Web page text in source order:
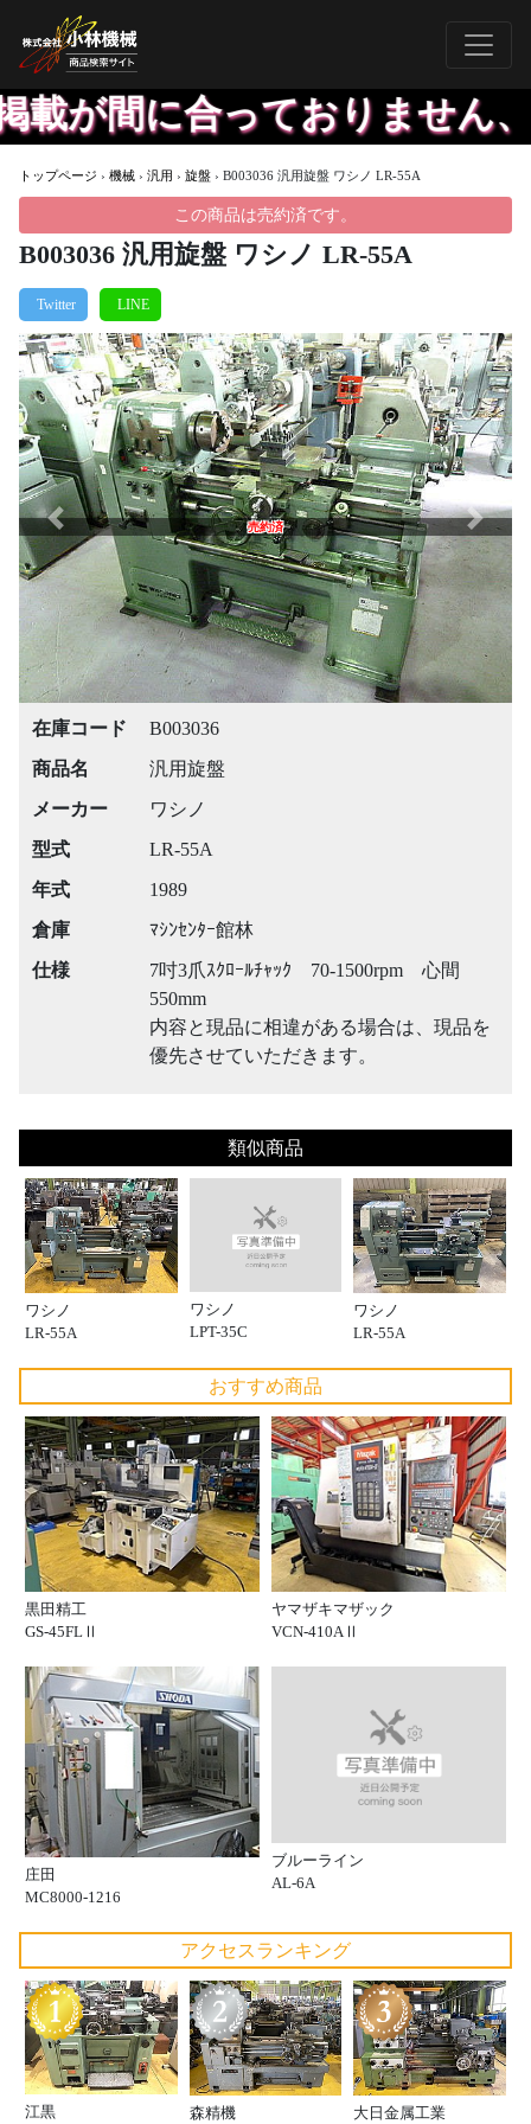
に合っておりません、お
トップページ › 機械 › 汎用 › 旋盤 › B003036 汎用旋盤 ワシノ LR-55A
この商品は売約済です。
B003036 汎用旋盤 ワシノ LR-55A
売約済
Previous Next
在庫コード
B003036
商品名
汎用旋盤
メーカー
ワシノ
型式
LR-55A
年式
1989
倉庫
ﾏｼﾝｾﾝﾀｰ館林
仕様
7吋3爪ｽｸﾛｰﾙﾁｬｯｸ 70-1500rpm 心間
550mm
内容と現品に相違がある場合は、現品を
優先させていただきます。
類似商品
ワシノ
LR-55A
ワシノ
LPT-35C
ワシノ
LR-55A
おすすめ商品
黒田精工
GS-45FLⅡ
ヤマザキマザック
VCN-410AⅡ
庄田
MC8000-1216
ブルーライン
AL-6A
アクセスランキング
江黒 森精機 大日金属工業